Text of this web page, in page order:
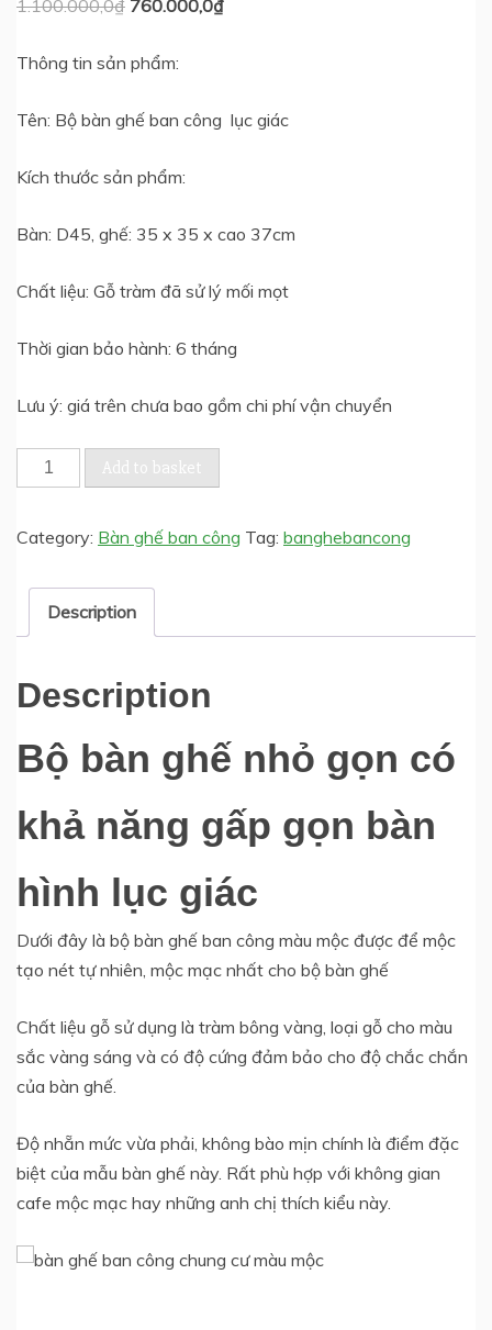
1.100.000,0₫ Original
was:
760.000,0₫Current
Thông tin sản phẩm:
Tên: Bộ bàn ghế ban công lục giác
Kích thước sản phẩm:
Bàn: D45, ghế: 35 x 35 x cao 37cm
Chất liệu: Gỗ tràm đã sử lý mối mọt
Thời gian bảo hành: 6 tháng
Lưu ý: giá trên chưa bao gồm chi phí vận chuyển
bàn
ban
chung
cư
mộc
giác
Add to basket
Category: Bàn ghế ban công Tag: banghebancong
Description
Description
Bộ bàn ghế nhỏ gọn có
khả năng gấp gọn bàn
hình lục giác
Dưới đây là bộ bàn ghế ban công màu mộc được để mộc
tạo nét tự nhiên, mộc mạc nhất cho bộ bàn ghế
Chất liệu gỗ sử dụng là tràm bông vàng, loại gỗ cho màu
sắc vàng sáng và có độ cứng đảm bảo cho độ chắc chắn
của bàn ghế.
Độ nhẵn mức vừa phải, không bào mịn chính là điểm đặc
biệt của mẫu bàn ghế này. Rất phù hợp với không gian
cafe mộc mạc hay những anh chị thích kiểu này.